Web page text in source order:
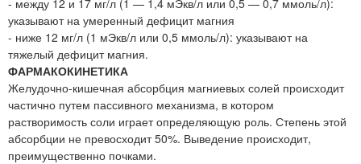
указывают на умеренный дефицит магния
- ниже 12 мг/л (1 мЭкв/л или 0,5 ммоль/л): указывают на
тяжелый дефицит магния.
ФАРМАКОКИНЕТИКА
Желудочно-кишечная абсорбция магниевых солей происходит
частично путем пассивного механизма, в котором
растворимость соли играет определяющую роль. Степень этой
абсорбции не превосходит 50%. Выведение происходит,
преимущественно почками.